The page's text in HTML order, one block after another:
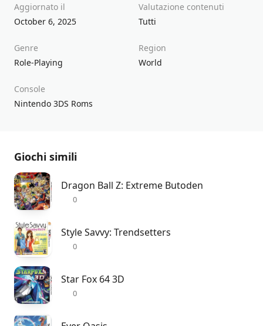
Aggiornato il
October 6, 2025
Valutazione contenuti
Tutti
Genre
Role-Playing
Region
World
Console
Nintendo 3DS Roms
Giochi simili
Dragon Ball Z: Extreme Butoden
0
Style Savvy: Trendsetters
0
Star Fox 64 3D
0